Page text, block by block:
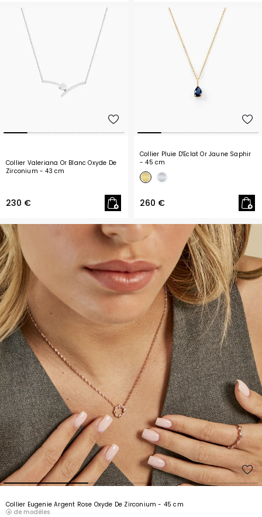
Collier Valeriana Or Blanc Oxyde De
Zirconium- 43 cm
230 €
Collier Pluie D'Eclat Or Jaune Saphir
- 45 cm
260 €
Collier Eugenie Argent Rose Oxyde De Zirconium- 45 cm
de modèles